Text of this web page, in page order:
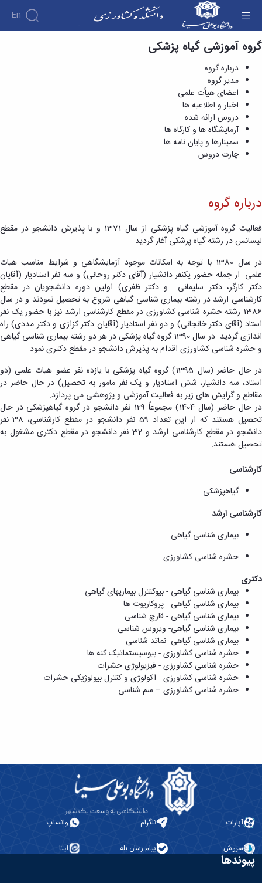
En
درباره گروه - دانشکده کشاورزی
گروه آموزشی گیاه پزشکی
درباره گروه
مدیر گروه
اعضای هیأت علمی
اخبار و اطلاعیه ها
دروس ارائه شده
آزمایشگاه ها و کارگاه ها
سمینارها و پایان نامه ها
چارت دروس
درباره گروه
فعالیت گروه آموزشی گیاه‏ پزشکی از سال 1371 و با پذیرش دانشجو در مقطع
لیسانس در رشته گیاه ‏پزشکی آغاز گردید.
در سال 1380 با توجه به امکانات موجود آزمایشگاهی و شرایط مناسب هیات
علمی از جمله حضور یکنفر دانشیار (آقای دکتر روحانی) و سه نفر استادیار (آقایان
دکتر کارگر، دکتر سلیمانی و دکتر ظفری) اولین دوره دانشجویان در مقطع
کارشناسی ارشد در رشته بیماری شناسی گیاهی شروع به تحصیل نمودند و در سال
1386 رشته حشره شناسی کشاورزی در مقطع کارشناسی ارشد نیز با حضور یک نفر
استاد (آقای دکتر خانجانی) و دو نفر استادیار (آقایان دکتر کزازی و دکتر مددی) راه
اندازی گردید. در سال 1390 گروه گیاه‏ پزشکی در هر دو رشته بیماری شناسی گیاهی
و حشره ‏شناسی کشاورزی اقدام به پذیرش دانشجو در مقطع دکتری نمود.
در حال حاضر (سال 1395) گروه گیاه ‏پزشکی با یازده نفر عضو هیات علمی (دو
استاد، سه دانشیار، شش استادیار و یک نفر مامور به تحصیل) در حال حاضر در
مقاطع و گرایش های زیر به فعالیت آموزشی و پژوهشی می پردازد.
در حال حاضر (سال 1404) مجموعاً 129 نفر دانشجو در گروه گیاهپزشکی در حال
تحصیل هستند که از این تعداد 59 نفر دانشجو در مقطع کارشناسی، 38 نفر
دانشجو در مقطع کارشناسی ارشد و 32 نفر دانشجو در مقطع دکتری مشغول به
تحصیل هستند.
کارشناسی
گیاهپزشکی
کارشناسی ارشد
بیماری شناسی گیاهی
حشره شناسی کشاورزی
دکتری
بیماری‏ شناسی گیاهی - بیوکنترل بیماری‏های گیاهی
بیماری ‏شناسی گیاهی - پروکاریوت ها
بیماری‏ شناسی گیاهی - قارچ‏ شناسی
بیماری شناسی گیاهی- ویروس شناسی
بیماری شناسی گیاهی- نماتد شناسی
حشره‏ شناسی کشاورزی - بیوسیستماتیک کنه ‏ها
حشره ‏شناسی کشاورزی - فیزیولوژی حشرات
حشره ‏شناسی کشاورزی - اکولوژی و کنترل بیولوژیکی حشرات
حشره ‏شناسی کشاورزی – سم‏ شناسی
آپارات تلگرام واتساپ
سروش پیام رسان بله ایتا
پیوندها